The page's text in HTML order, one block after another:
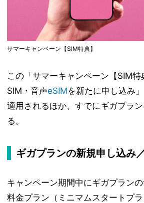
サマーキャンペーン【SIM特典】
この「サマーキャンペーン【SIM
SIM・音声eSIMを新たに申し込み
適用されるほか、すでにギガプラ
る。
ギガプランの新規申し込み
キャンペーン期間中にギガプラン
料金プラン（ミニマムスタートプ